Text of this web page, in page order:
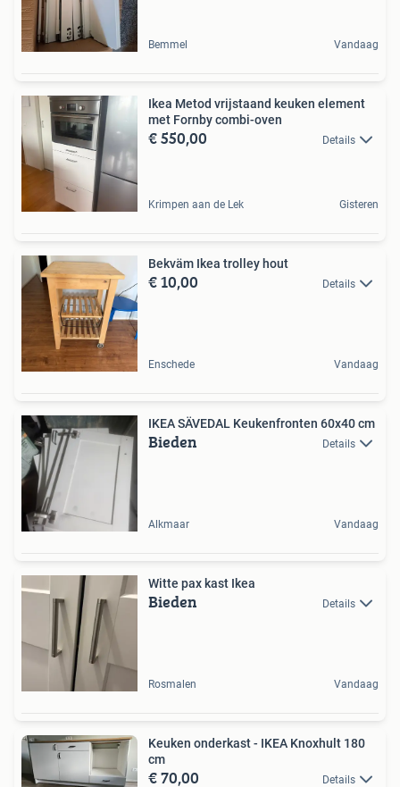
Bemmel Vandaag
Ikea Metod vrijstaand keuken element
met Fornby combi-oven
€ 550,00 Details
Krimpen aan de Lek Gisteren
Bekväm Ikea trolley hout
€ 10,00 Details
Enschede Vandaag
IKEA SÄVEDAL Keukenfronten 60x40 cm
Bieden Details
Alkmaar Vandaag
Witte pax kast Ikea
Bieden Details
Rosmalen Vandaag
Keuken onderkast - IKEA Knoxhult 180
cm
€ 70,00 Details